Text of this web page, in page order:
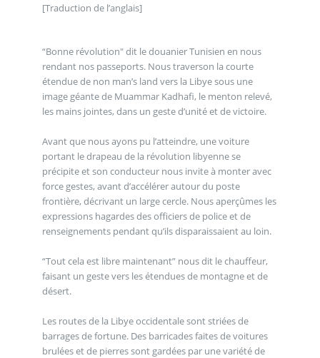
[Traduction de l’anglais]
“Bonne révolution" dit le douanier Tunisien en nous
rendant nos passeports. Nous traverson la courte
étendue de non man’s land vers la Libye sous une
image géante de Muammar Kadhafi, le menton relevé,
les mains jointes, dans un geste d’unité et de victoire.
Avant que nous ayons pu l’atteindre, une voiture
portant le drapeau de la révolution libyenne se
précipite et son conducteur nous invite à monter avec
force gestes, avant d’accélérer autour du poste
frontière, décrivant un large cercle. Nous aperçûmes les
expressions hagardes des officiers de police et de
renseignements pendant qu’ils disparaissaient au loin.
“Tout cela est libre maintenant” nous dit le chauffeur,
faisant un geste vers les étendues de montagne et de
désert.
Les routes de la Libye occidentale sont striées de
barrages de fortune. Des barricades faites de voitures
brulées et de pierres sont gardées par une variété de